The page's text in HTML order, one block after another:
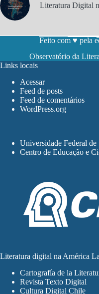
Literatura Digital
Feito com ♥ pela
Observatório da
Links locais
Acessar
Feed de posts
Feed de comentários
WordPress.org
Universidade Federal de
Centro de Educação e
Literatura digital na América
Cartografía de la
Revista Texto Digital
Cultura Digital Chile